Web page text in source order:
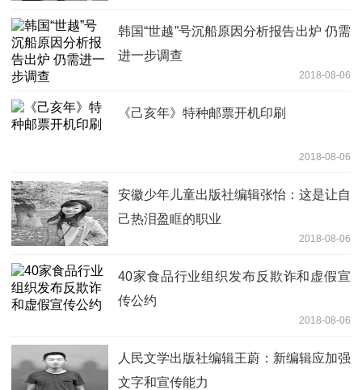
韩国“世越”号沉船原因分析报告出炉 仍需
进一步调查
2018-08-06
《己亥年》特种邮票开机印刷
2018-08-06
安徽少年儿童出版社编辑张怡：这是让自
己热泪盈眶的职业
2018-08-06
40家食品行业组织发布反欺诈和虚假宣
传公约
2018-08-06
人民文学出版社编辑王蔚：新编辑应加强
文字和宣传能力